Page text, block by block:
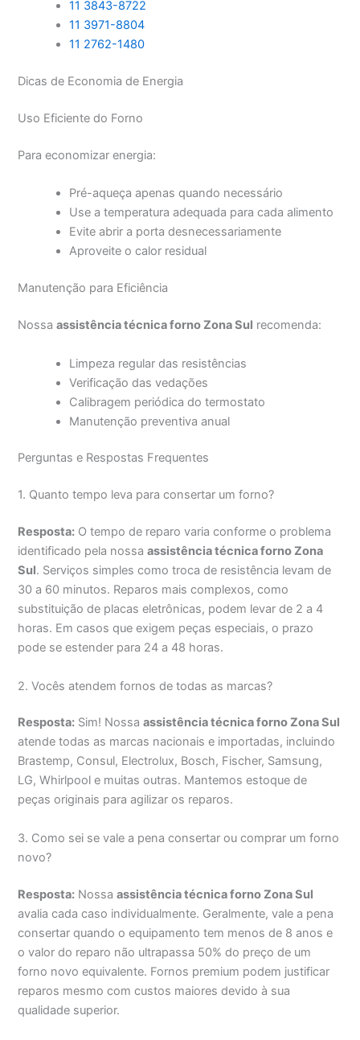
11 3843-8722
11 3971-8804
11 2762-1480
Dicas de Economia de Energia
Uso Eficiente do Forno
Para economizar energia:
Pré-aqueça apenas quando necessário
Use a temperatura adequada para cada alimento
Evite abrir a porta desnecessariamente
Aproveite o calor residual
Manutenção para Eficiência
Nossaassistência técnica forno Zona Sul recomenda:
Limpeza regular das resistências
Verificação das vedações
Calibragem periódica do termostato
Manutenção preventiva anual
Perguntas e Respostas Frequentes
1. Quanto tempo leva para consertar um forno?
Resposta: O tempo de reparo varia conforme o problema
identificado pela nossaassistência técnica forno Zona
Sul. Serviços simples como troca de resistência levam de
30 a 60 minutos. Reparos mais complexos, como
substituição de placas eletrônicas, podem levar de 2 a 4
horas. Em casos que exigem peças especiais, o prazo
pode se estender para 24 a 48 horas.
2. Vocês atendem fornos de todas as marcas?
Resposta: Sim! Nossaassistência técnica forno Zona Sul
atende todas as marcas nacionais e importadas, incluindo
Brastemp, Consul, Electrolux, Bosch, Fischer, Samsung,
LG, Whirlpool e muitas outras. Mantemos estoque de
peças originais para agilizar os reparos.
3. Como sei se vale a pena consertar ou comprar um forno
novo?
Resposta: Nossaassistência técnica forno Zona Sul
avalia cada caso individualmente. Geralmente, vale a pena
consertar quando o equipamento tem menos de 8 anos e
o valor do reparo não ultrapassa 50% do preço de um
forno novo equivalente. Fornos premium podem justificar
reparos mesmo com custos maiores devido à sua
qualidade superior.